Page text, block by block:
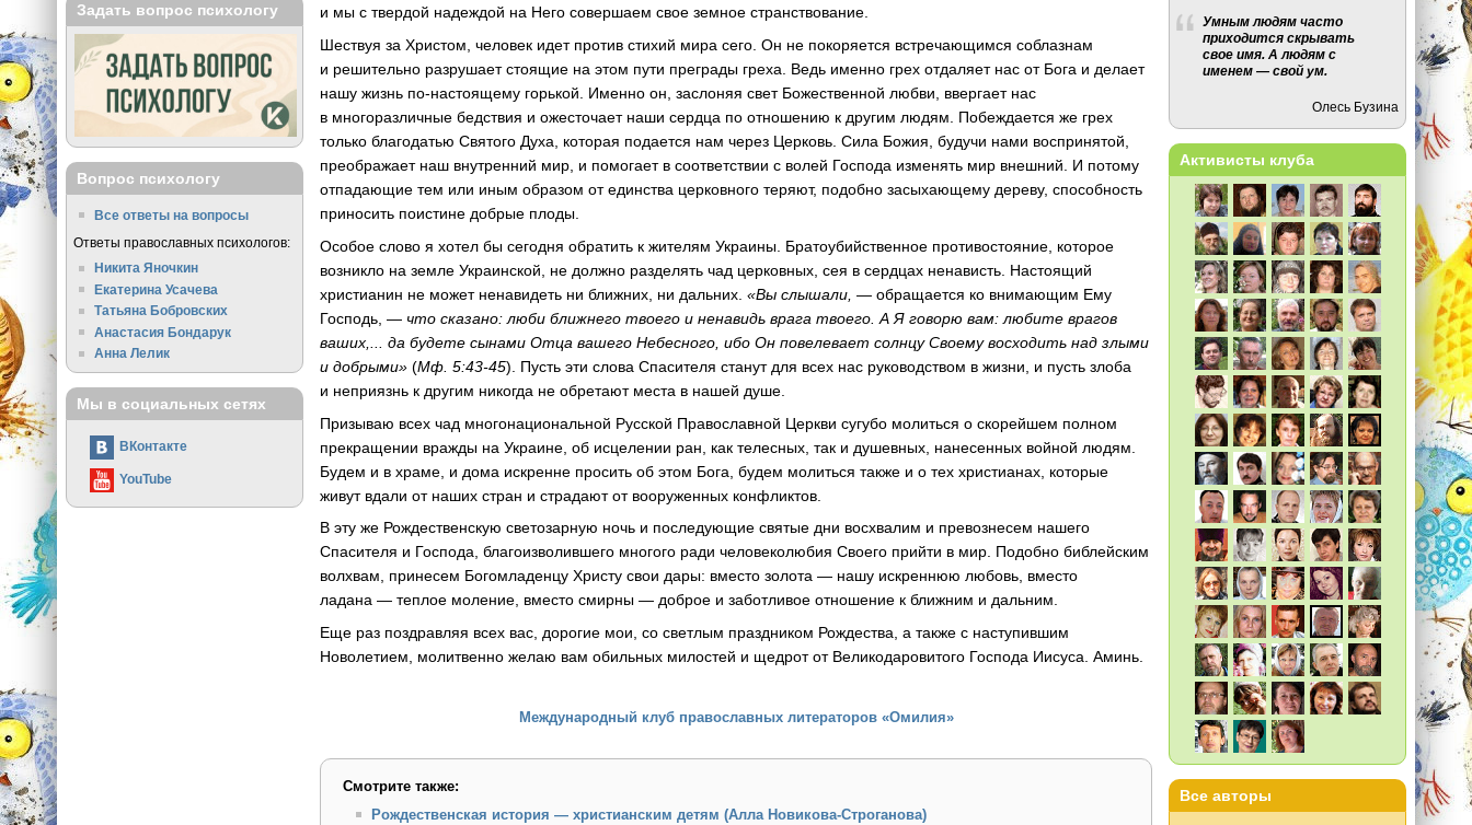
и мы с твердой надеждой на Него совершаем свое земное странствование.
Шествуя за Христом, человек идет против стихий мира сего. Он не покоряется встречающимся соблазнам
и решительно разрушает стоящие на этом пути преграды греха. Ведь именно грех отдаляет нас от Бога и делает
нашу жизнь по-настоящему горькой. Именно он, заслоняя свет Божественной любви, ввергает нас
в многоразличные бедствия и ожесточает наши сердца по отношению к другим людям. Побеждается же грех
только благодатью Святого Духа, которая подается нам через Церковь. Сила Божия, будучи нами воспринятой,
преображает наш внутренний мир, и помогает в соответствии с волей Господа изменять мир внешний. И потому
отпадающие тем или иным образом от единства церковного теряют, подобно засыхающему дереву, способность
приносить поистине добрые плоды.
Особое слово я хотел бы сегодня обратить к жителям Украины. Братоубийственное противостояние, которое
возникло на земле Украинской, не должно разделять чад церковных, сея в сердцах ненависть. Настоящий
христианин не может ненавидеть ни ближних, ни дальних.«Вы слышали, — обращается ко внимающим Ему
Господь, — что сказано: люби ближнего твоего и ненавидь врага твоего. А Я говорю вам: любите врагов
ваших,... да будете сынами Отца вашего Небесного, ибо Он повелевает солнцу Своему восходить над злыми
и добрыми» (Мф. 5:43-45). Пусть эти слова Спасителя станут для всех нас руководством в жизни, и пусть злоба
и неприязнь к другим никогда не обретают места в нашей душе.
Призываю всех чад многонациональной Русской Православной Церкви сугубо молиться о скорейшем полном
прекращении вражды на Украине, об исцелении ран, как телесных, так и душевных, нанесенных войной людям.
Будем и в храме, и дома искренне просить об этом Бога, будем молиться также и о тех христианах, которые
живут вдали от наших стран и страдают от вооруженных конфликтов.
В эту же Рождественскую светозарную ночь и последующие святые дни восхвалим и превознесем нашего
Спасителя и Господа, благоизволившего многого ради человеколюбия Своего прийти в мир. Подобно библейским
волхвам, принесем Богомладенцу Христу свои дары: вместо золота — нашу искреннюю любовь, вместо
ладана — теплое моление, вместо смирны — доброе и заботливое отношение к ближним и дальним.
Еще раз поздравляя всех вас, дорогие мои, со светлым праздником Рождества, а также с наступившим
Новолетием, молитвенно желаю вам обильных милостей и щедрот от Великодаровитого Господа Иисуса. Аминь.
Международный клуб православных литераторов «Омилия»
Смотрите также:
Рождественская история — христианским детям (Алла Новикова-Строганова)
Задать вопрос психологу
Вопрос психологу
Все ответы на вопросы
Ответы православных психологов:
Никита Яночкин
Екатерина Усачева
Татьяна Бобровских
Анастасия Бондарук
Анна Лелик
Мы в социальных сетях
ВКонтакте
YouTube
Умным людям часто
приходится скрывать
свое имя. А людям с
именем — свой ум.
Олесь Бузина
Активисты клуба
Все авторы